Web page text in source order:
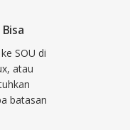
SOU di
atau
batasan